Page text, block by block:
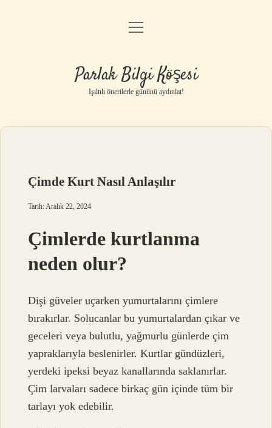
Anasayfa
Yasal Uyarı
menüyü
Parlak Bilgi Köşesi
Işıltılı önerilerle gününü aydınlat!
Çimde Kurt Nasıl Anlaşılır
Tarih: Aralık 22, 2024
Çimlerde kurtlanma
neden olur?
Dişi güveler uçarken yumurtalarını çimlere
bırakırlar. Solucanlar bu yumurtalardan çıkar ve
geceleri veya bulutlu, yağmurlu günlerde çim
yapraklarıyla beslenirler. Kurtlar gündüzleri,
yerdeki ipeksi beyaz kanallarında saklanırlar.
Çim larvaları sadece birkaç gün içinde tüm bir
tarlayı yok edebilir.